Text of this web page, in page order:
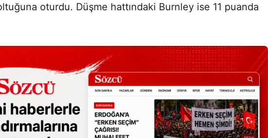
oturdu. Düşme hattındaki Burnley ise 11 puanda